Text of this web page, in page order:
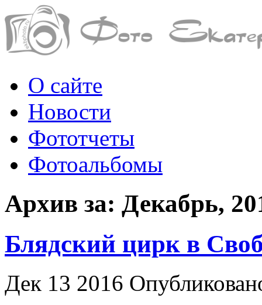
О сайте
Новости
Фототчеты
Фотоальбомы
Архив за: Декабрь,
Блядский цирк в
Дек 13 2016